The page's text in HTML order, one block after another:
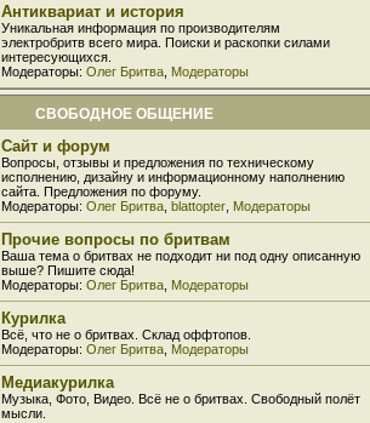
Антиквариат и история
Уникальная информация по производителям
электробритв всего мира. Поиски и раскопки силами
интересующихся.
Модераторы: Олег Бритва Модераторы
СВОБОДНОЕ ОБЩЕНИЕ
Сайт и форум
Вопросы, отзывы и предложения по техническому
исполнению, дизайну и информационному наполнению
сайта. Предложения по форуму.
Модераторы: Олег Бритва blattopter Модераторы
Прочие вопросы по бритвам
Ваша тема о бритвах не подходит ни под одну описанную
выше? Пишите сюда!
Модераторы: Олег Бритва Модераторы
Курилка
Всё, что не о бритвах. Склад оффтопов.
Модераторы: Олег Бритва Модераторы
Медиакурилка
Музыка, Фото, Видео. Всё не о бритвах. Свободный полёт
мысли.